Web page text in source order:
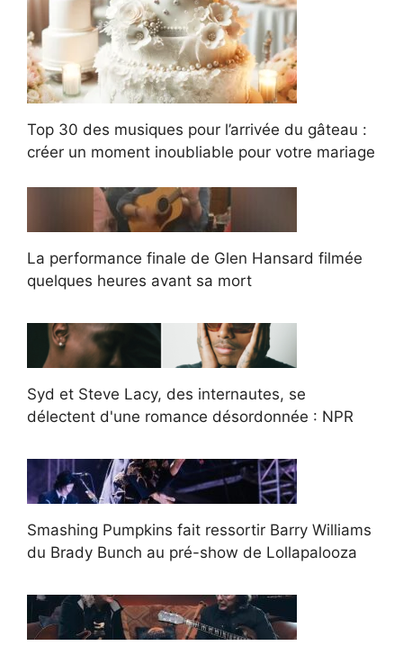
Top 30 des musiques pour l’arrivée du gâteau :
créer un moment inoubliable pour votre mariage
La performance finale de Glen Hansard filmée
quelques heures avant sa mort
Syd et Steve Lacy, des internautes, se
délectent d'une romance désordonnée : NPR
Smashing Pumpkins fait ressortir Barry Williams
du Brady Bunch au pré-show de Lollapalooza